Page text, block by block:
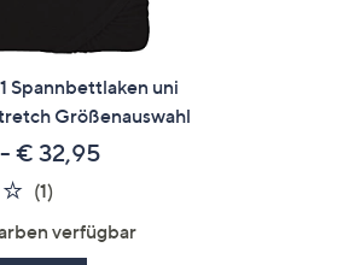
Spannbettlaken uni
Größenauswahl
€ 32,95
4.0
(1)
verfügbar